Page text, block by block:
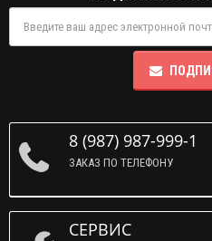
8 (987) 987-999-1
ЗАКАЗ ПО ТЕЛЕФОНУ
СЕРВИС